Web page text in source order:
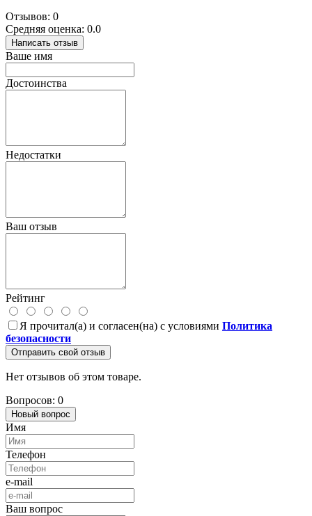
Отзывов: 0
Средняя оценка: 0.0
Написать отзыв
Ваше имя
Достоинства
Недостатки
Ваш отзыв
Рейтинг
Я прочитал(а) и согласен(на) с условиями Политика
безопасности
Отправить свой отзыв
Нет отзывов об этом товаре.
Вопросов: 0
Новый вопрос
Имя
Телефон
e-mail
Ваш вопрос